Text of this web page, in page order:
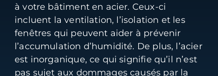
à votre bâtiment en acier. Ceux-ci
incluent la ventilation, l’isolation et les
fenêtres qui peuvent aider à prévenir
l’accumulation d’humidité. De plus, l’acier
est inorganique, ce qui signifie qu’il n’est
pas sujet aux dommages causés par la